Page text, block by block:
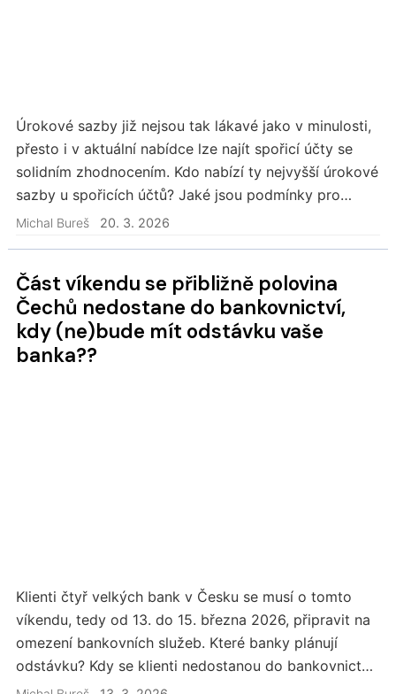
Úrokové sazby již nejsou tak lákavé jako v minulosti,
přesto i v aktuální nabídce lze najít spořicí účty se
solidním zhodnocením. Kdo nabízí ty nejvyšší úrokové
sazby u spořicích účtů? Jaké jsou podmínky pro
získání vyšších úrokových sazeb?
Michal Bureš 20. 3. 2026
Část víkendu se přibližně polovina
Čechů nedostane do bankovnictví,
kdy (ne)bude mít odstávku vaše
banka??
Klienti čtyř velkých bank v Česku se musí o tomto
víkendu, tedy od 13. do 15. března 2026, připravit na
omezení bankovních služeb. Které banky plánují
odstávku? Kdy se klienti nedostanou do bankovnictví?
Kdo omezí i výběr z bankomatů?